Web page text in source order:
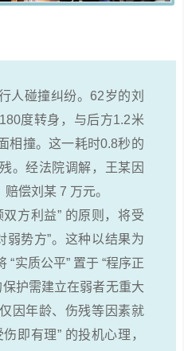
人碰撞纠纷。62岁的刘
度转身，与后方1.2米
相撞。这一耗时0.8秒的
。经法院调解，王某因
偿刘某 7 万元。
方利益” 的原则，将受
弱势方”。这种以结果为
“实质公平” 置于 “程序正
护需建立在弱者无重大
因年龄、伤残等因素就
即有理” 的投机心理，